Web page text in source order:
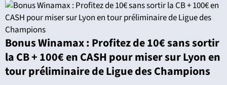
Bonus Winamax : Profitez de 10€ sans sortir
la CB + 100€ en CASH pour miser sur Lyon en
tour préliminaire de Ligue des Champions